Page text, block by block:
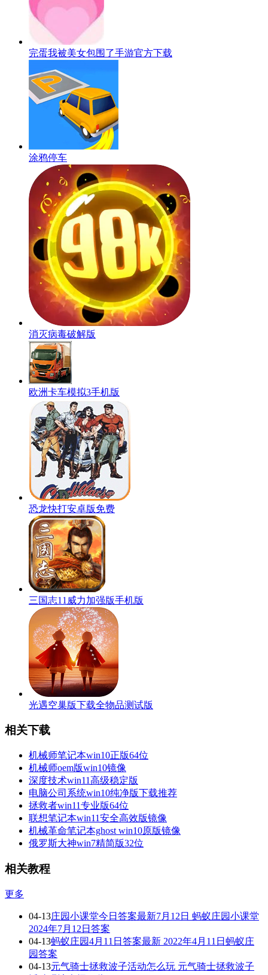
完蛋我被美女包围了手游官方下载
涂鸦停车
消灭病毒破解版
欧洲卡车模拟3手机版
恐龙快打安卓版免费
三国志11威力加强版手机版
光遇空巢版下载全物品测试版
相关下载
机械师笔记本win10正版64位
机械师oem版win10镜像
深度技术win11高级稳定版
电脑公司系统win10纯净版下载推荐
拯救者win11专业版64位
联想笔记本win11安全高效版镜像
机械革命笔记本ghost win10原版镜像
俄罗斯大神win7精简版32位
相关教程
更多
04-13庄园小课堂今日答案最新7月12日 蚂蚁庄园小课堂
2024年7月12日答案
04-13蚂蚁庄园4月11日答案最新 2022年4月11日蚂蚁庄
园答案
04-13元气骑士拯救波子活动怎么玩 元气骑士拯救波子